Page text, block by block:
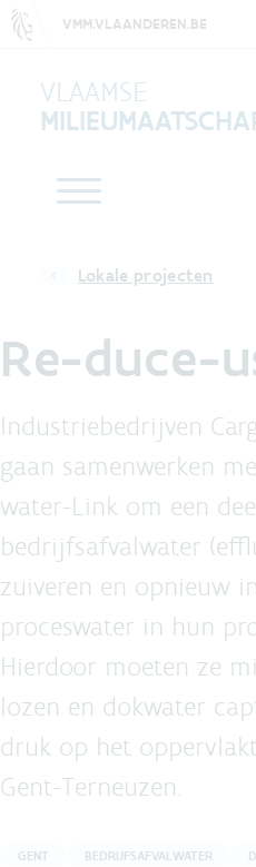
VMM.VLAANDEREN.BE
VLAAMSE
Lokale projecten
Re-duce-
Industriebedrijven
gaan samenwerken
water-Link om een
bedrijfsafvalwater
zuiveren en opnieuw
proceswater in hun
Hierdoor moeten ze
lozen en dokwater
druk op het
Gent-Terneuzen.
GENT BEDRIJFSAFVALWATER